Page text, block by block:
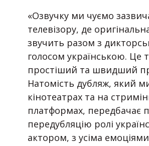
«Озвучку ми чуємо
телевізору, де
звучить разом з
голосом українською. Це
простіший та швидший
Натомість дубляж, який
кінотеатрах та на
платформах, передбачає
передубляцію ролі
актором, з усіма